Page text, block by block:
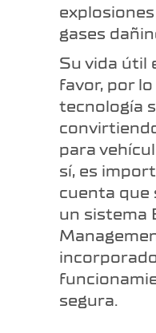
gases
Su vida útil
favor, por
tecnología
para
sí, es
cuenta que
un sistema
segura.